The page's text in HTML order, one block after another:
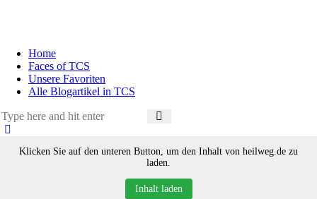
Home
Faces of TCS
Unsere Favoriten
Alle Blogartikel in TCS
Klicken Sie auf den unteren Button, um den Inhalt von heilweg.de zu
laden.
Inhalt laden